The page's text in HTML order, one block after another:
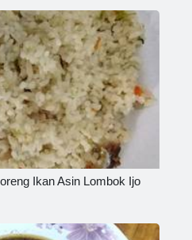
Ikan Asin Lombok Ijo